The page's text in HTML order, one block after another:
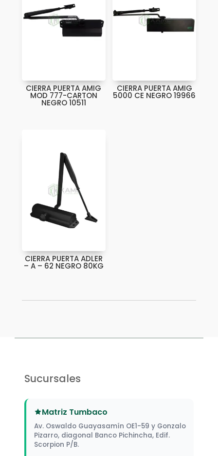
CIERRA PUERTA AMIG
MOD 777-CARTON
NEGRO 10511
CIERRA PUERTA AMIG
5000 CE NEGRO 19966
CIERRA PUERTA ADLER
– A – 62 NEGRO 80KG
Sucursales
Matriz Tumbaco
Av. Oswaldo Guayasamín OE1-59 y Gonzalo
Pizarro, diagonal Banco Pichincha, Edif.
Scorpion P/B.